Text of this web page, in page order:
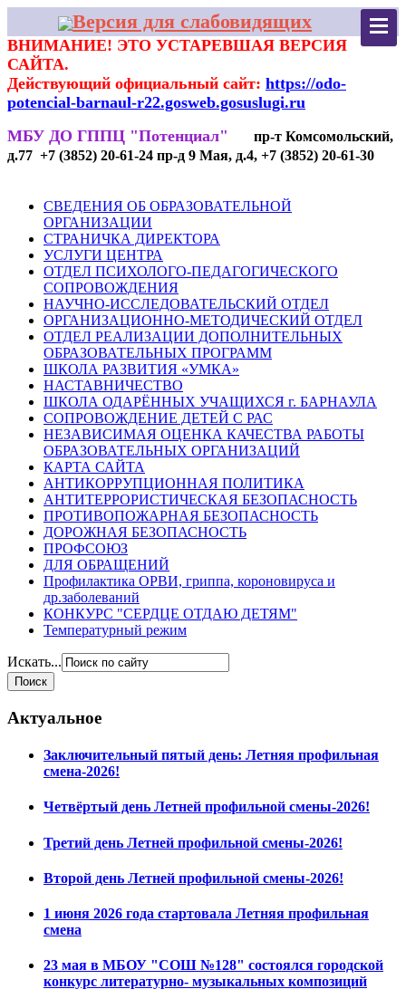
Версия для слабовидящих
ВНИМАНИЕ! ЭТО УСТАРЕВШАЯ ВЕРСИЯ
САЙТА.
Действующий официальный сайт: https://odo-
potencial-barnaul-r22.gosweb.gosuslugi.ru
МБУ ДО ГППЦ "Потенциал"
пр-т Комсомольский,
д.77 +7 (3852) 20-61-24 пр-д 9 Мая, д.4, +7 (3852) 20-61-30
СВЕДЕНИЯ ОБ ОБРАЗОВАТЕЛЬНОЙ
ОРГАНИЗАЦИИ
СТРАНИЧКА ДИРЕКТОРА
УСЛУГИ ЦЕНТРА
ОТДЕЛ ПСИХОЛОГО-ПЕДАГОГИЧЕСКОГО
СОПРОВОЖДЕНИЯ
НАУЧНО-ИССЛЕДОВАТЕЛЬСКИЙ ОТДЕЛ
ОРГАНИЗАЦИОННО-МЕТОДИЧЕСКИЙ ОТДЕЛ
ОТДЕЛ РЕАЛИЗАЦИИ ДОПОЛНИТЕЛЬНЫХ
ОБРАЗОВАТЕЛЬНЫХ ПРОГРАММ
ШКОЛА РАЗВИТИЯ «УМКА»
НАСТАВНИЧЕСТВО
ШКОЛА ОДАРЁННЫХ УЧАЩИХСЯ г. БАРНАУЛА
СОПРОВОЖДЕНИЕ ДЕТЕЙ С РАС
НЕЗАВИСИМАЯ ОЦЕНКА КАЧЕСТВА РАБОТЫ
ОБРАЗОВАТЕЛЬНЫХ ОРГАНИЗАЦИЙ
КАРТА САЙТА
АНТИКОРРУПЦИОННАЯ ПОЛИТИКА
АНТИТЕРРОРИСТИЧЕСКАЯ БЕЗОПАСНОСТЬ
ПРОТИВОПОЖАРНАЯ БЕЗОПАСНОСТЬ
ДОРОЖНАЯ БЕЗОПАСНОСТЬ
ПРОФСОЮЗ
ДЛЯ ОБРАЩЕНИЙ
Профилактика ОРВИ, гриппа, короновируса и
др.заболеваний
КОНКУРС "СЕРДЦЕ ОТДАЮ ДЕТЯМ"
Температурный режим
Искать...
Актуальное
Заключительный пятый день: Летняя профильная
смена-2026!
Четвёртый день Летней профильной смены-2026!
Третий день Летней профильной смены-2026!
Второй день Летней профильной смены-2026!
1 июня 2026 года стартовала Летняя профильная
смена
23 мая в МБОУ "СОШ №128" состоялся городской
конкурс литературно- музыкальных композиций